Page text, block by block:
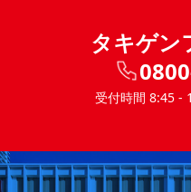
タキゲン
受付時間 8:45 -